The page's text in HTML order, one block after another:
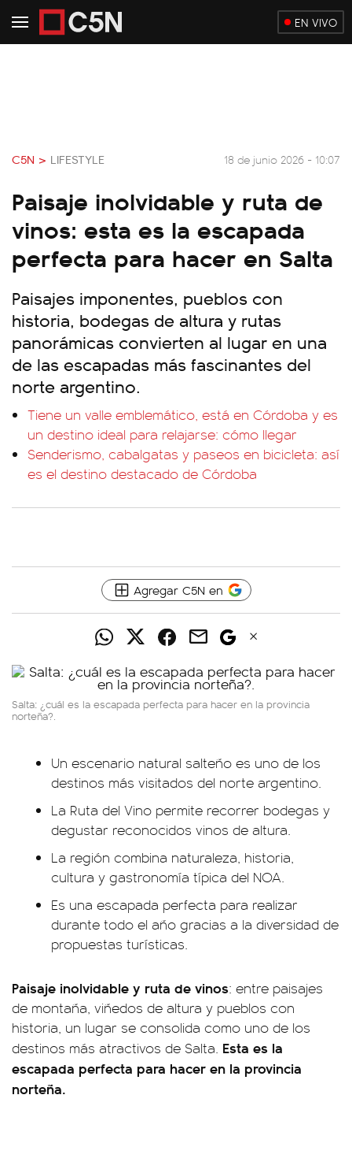
EN VIVO
C5N > LIFESTYLE 18 de junio 2026 - 10:07
Paisaje inolvidable y ruta de
vinos: esta es la escapada
perfecta para hacer en Salta
Paisajes imponentes, pueblos con
historia, bodegas de altura y rutas
panorámicas convierten al lugar en una
de las escapadas más fascinantes del
norte argentino.
Tiene un valle emblemático, está en Córdoba y es
un destino ideal para relajarse: cómo llegar
Senderismo, cabalgatas y paseos en bicicleta: así
es el destino destacado de Córdoba
Agregar C5N en
Salta: ¿cuál es la escapada perfecta para hacer en la provincia
norteña?.
Un escenario natural salteño es uno de los
destinos más visitados del norte argentino.
La Ruta del Vino permite recorrer bodegas y
degustar reconocidos vinos de altura.
La región combina naturaleza, historia,
cultura y gastronomía típica del NOA.
Es una escapada perfecta para realizar
durante todo el año gracias a la diversidad de
propuestas turísticas.
Paisaje inolvidable y ruta de vinos: entre paisajes
de montaña, viñedos de altura y pueblos con
historia, un lugar se consolida como uno de los
destinos más atractivos de Salta. Esta es la
escapada perfecta para hacer en la provincia
norteña.